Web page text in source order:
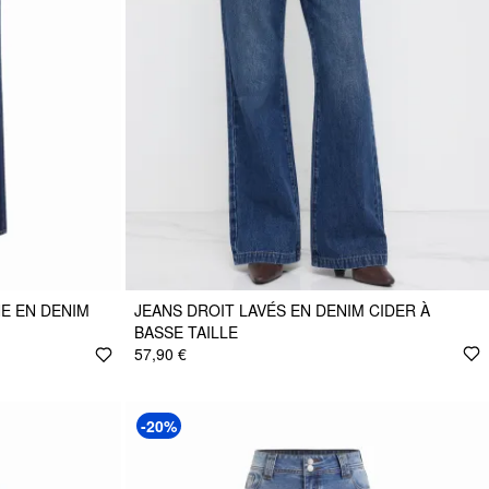
EN DENIM
JEANS DROIT LAVÉS EN DENIM CIDER À
BASSE TAILLE
57,90 €
-20%